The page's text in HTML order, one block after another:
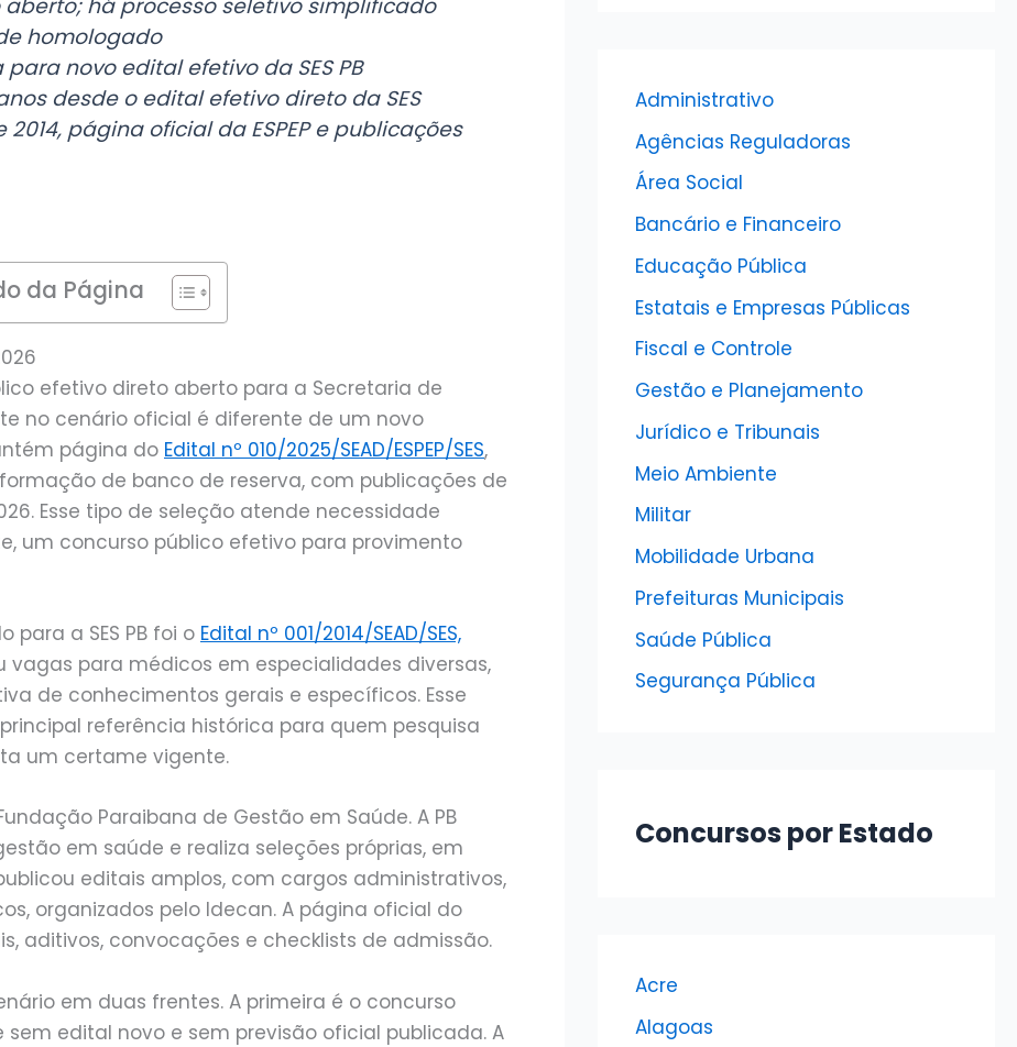
há processo seletivo simplificado
homologado
novo edital efetivo da SES PB
desde o edital efetivo direto da SES
página oficial da ESPEP e publicações
da Página
efetivo direto aberto para a Secretaria de
no cenário oficial é diferente de um novo
página do Edital nº 010/2025/SEAD/ESPEP/SES,
de banco de reserva, com publicações de
Esse tipo de seleção atende necessidade
um concurso público efetivo para provimento
a SES PB foi o Edital nº 001/2014/SEAD/SES,
vagas para médicos em especialidades diversas,
de conhecimentos gerais e específicos. Esse
referência histórica para quem pesquisa
um certame vigente.
Paraibana de Gestão em Saúde. A PB
em saúde e realiza seleções próprias, em
editais amplos, com cargos administrativos,
organizados pelo Idecan. A página oficial do
aditivos, convocações e checklists de admissão.
em duas frentes. A primeira é o concurso
sem edital novo e sem previsão oficial publicada. A
Administrativo
Agências Reguladoras
Área Social
Bancário e Financeiro
Educação Pública
Estatais e Empresas Públicas
Fiscal e Controle
Gestão e Planejamento
Jurídico e Tribunais
Meio Ambiente
Militar
Mobilidade Urbana
Prefeituras Municipais
Saúde Pública
Segurança Pública
Concursos por Estado
Acre
Alagoas